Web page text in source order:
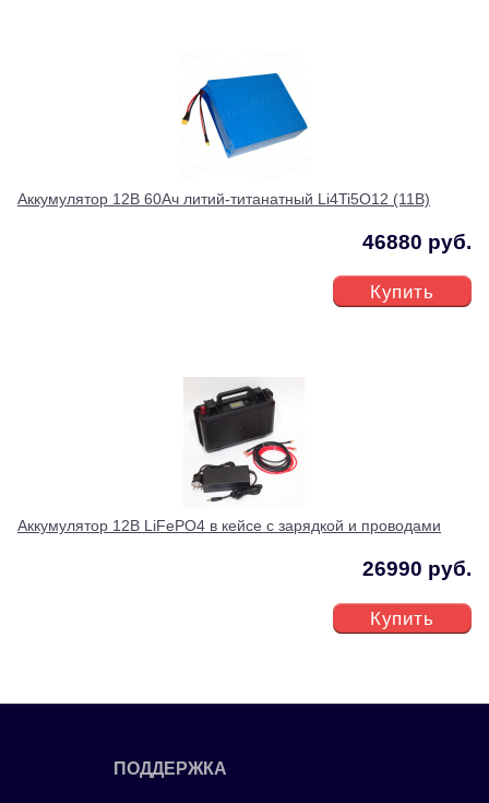
Аккумулятор 12В 60Ач литий-титанатный Li4Ti5O12 (11В)
46880 руб.
Купить
Аккумулятор 12В LiFePO4 в кейсе с зарядкой и проводами
26990 руб.
Купить
ПОДДЕРЖКА